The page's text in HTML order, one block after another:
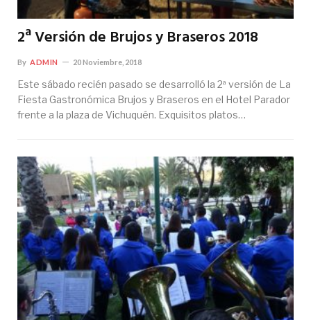
2ª Versión de Brujos y Braseros 2018
By ADMIN 20 Noviembre, 2018
Este sábado recién pasado se desarrolló la 2ª versión de La
Fiesta Gastronómica Brujos y Braseros en el Hotel Parador
frente a la plaza de Vichuquén. Exquisitos platos…